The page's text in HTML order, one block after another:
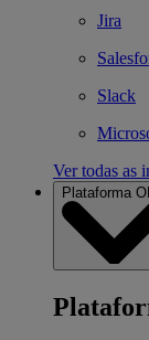
Jira
Slack
Ver todas as
Plataforma